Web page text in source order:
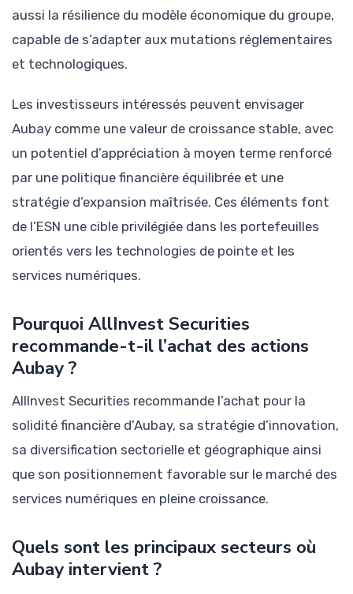
aussi la résilience du modèle économique du groupe,
capable de s’adapter aux mutations réglementaires
et technologiques.
Les investisseurs intéressés peuvent envisager
Aubay comme une valeur de croissance stable, avec
un potentiel d’appréciation à moyen terme renforcé
par une politique financière équilibrée et une
stratégie d’expansion maîtrisée. Ces éléments font
de l’ESN une cible privilégiée dans les portefeuilles
orientés vers les technologies de pointe et les
services numériques.
Pourquoi AllInvest Securities
recommande-t-il l’achat des actions
Aubay ?
AllInvest Securities recommande l’achat pour la
solidité financière d’Aubay, sa stratégie d’innovation,
sa diversification sectorielle et géographique ainsi
que son positionnement favorable sur le marché des
services numériques en pleine croissance.
Quels sont les principaux secteurs où
Aubay intervient ?